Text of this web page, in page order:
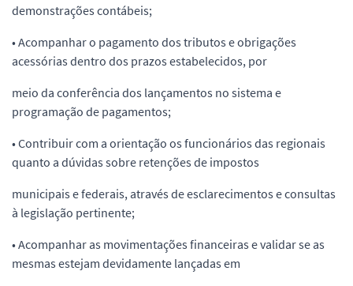
demonstrações contábeis;
• Acompanhar o pagamento dos tributos e obrigações
acessórias dentro dos prazos estabelecidos, por
meio da conferência dos lançamentos no sistema e
programação de pagamentos;
• Contribuir com a orientação os funcionários das regionais
quanto a dúvidas sobre retenções de impostos
municipais e federais, através de esclarecimentos e consultas
à legislação pertinente;
• Acompanhar as movimentações financeiras e validar se as
mesmas estejam devidamente lançadas em